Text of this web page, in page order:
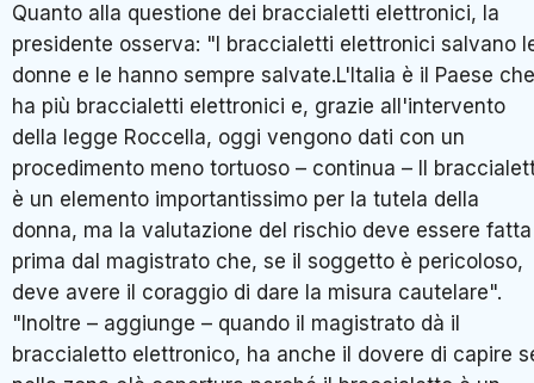
Quanto alla questione dei braccialetti elettronici, la
presidente osserva: "I braccialetti elettronici salvano
donne e le hanno sempre salvate.L'Italia è il Paese che
ha più braccialetti elettronici e, grazie all'intervento
della legge Roccella, oggi vengono dati con un
procedimento meno tortuoso – continua – Il
è un elemento importantissimo per la tutela della
donna, ma la valutazione del rischio deve essere fatta
prima dal magistrato che, se il soggetto è pericoloso,
deve avere il coraggio di dare la misura cautelare".
"Inoltre – aggiunge – quando il magistrato dà il
braccialetto elettronico, ha anche il dovere di capire